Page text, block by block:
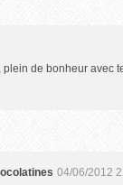
de bonheur avec
04/06/2012